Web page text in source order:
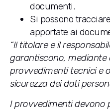
documenti.
Si possono
apportate ai
“Il titolare e il
garantiscono, mediante
provvedimenti tecnici e
sicurezza dei dati
I provvedimenti devono